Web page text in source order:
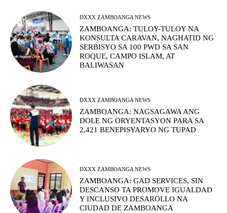
DXXX ZAMBOANGA NEWS
ZAMBOANGA: TULOY-TULOY NA
KONSULTA CARAVAN, NAGHATID NG
SERBISYO SA 100 PWD SA SAN
ROQUE, CAMPO ISLAM, AT
BALIWASAN
DXXX ZAMBOANGA NEWS
ZAMBOANGA: NAGSAGAWA ANG
DOLE NG ORYENTASYON PARA SA
2,421 BENEPISYARYO NG TUPAD
DXXX ZAMBOANGA NEWS
ZAMBOANGA: GAD SERVICES, SIN
DESCANSO TA PROMOVE IGUALDAD
Y INCLUSIVO DESAROLLO NA
CIUDAD DE ZAMBOANGA